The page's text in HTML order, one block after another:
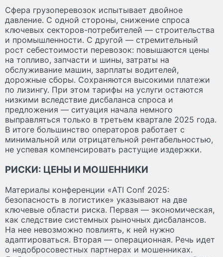
Сфера грузоперевозок испытывает двойное
давление. С одной стороны, снижение спроса
ключевых секторов-потребителей — строительства
и промышленности. С другой — стремительный
рост себестоимости перевозок: повышаются цены
на топливо, запчасти и шины, затраты на
обслуживание машин, зарплаты водителей,
дорожные сборы. Сохраняются высокими платежи
по лизингу. При этом тарифы на услуги остаются
низкими вследствие дисбаланса спроса и
предложения — ситуация начала немного
выправляться только в третьем квартале 2025 года.
В итоге большинство операторов работает с
минимальной или отрицательной рентабельностью,
не успевая компенсировать растущие издержки.
РИСКИ: ЦЕНЫ И МОШЕННИКИ
Материалы конференции «ATI Conf 2025:
безопасность в логистике» указывают на две
ключевые области риска. Первая — экономическая,
как следствие системных рыночных дисбалансов.
На нее невозможно повлиять, к ней нужно
адаптироваться. Вторая — операционная. Речь идет
о недобросовестных партнерах и мошенниках.